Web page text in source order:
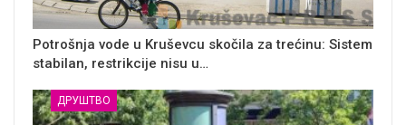
Potrošnja vode u Kruševcu skočila za trećinu: Sistem
stabilan, restrikcije nisu u…
ДРУШТВО